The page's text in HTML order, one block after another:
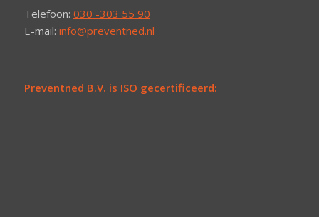
Telefoon: 030 -303 55 90
E-mail: info@preventned.nl
Preventned B.V. is ISO gecertificeerd: